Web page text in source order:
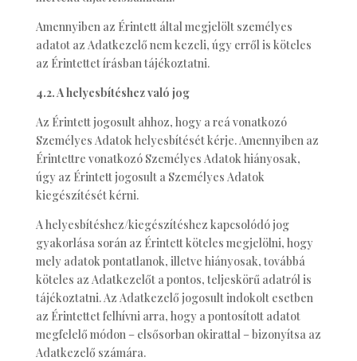
Amennyiben az Érintett által megjelölt személyes
adatot az Adatkezelő nem kezeli, úgy erről is köteles
az Érintettet írásban tájékoztatni.
4.2. A helyesbítéshez való jog
Az Érintett jogosult ahhoz, hogy a reá vonatkozó
Személyes Adatok helyesbítését kérje. Amennyiben az
Érintettre vonatkozó Személyes Adatok hiányosak,
úgy az Érintett jogosult a Személyes Adatok
kiegészítését kérni.
A helyesbítéshez/kiegészítéshez kapcsolódó jog
gyakorlása során az Érintett köteles megjelölni, hogy
mely adatok pontatlanok, illetve hiányosak, továbbá
köteles az Adatkezelőt a pontos, teljeskörű adatról is
tájékoztatni. Az Adatkezelő jogosult indokolt esetben
az Érintettet felhívni arra, hogy a pontosított adatot
megfelelő módon – elsősorban okirattal – bizonyítsa az
Adatkezelő számára.